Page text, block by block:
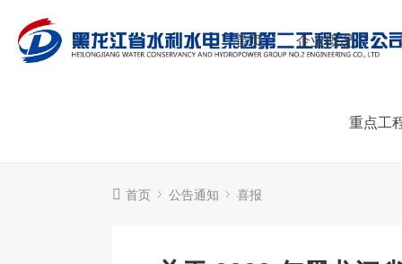
首页 企业概况
重点工
首页 公告通知 喜报